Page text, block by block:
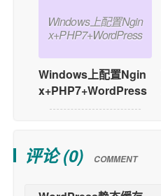
Windows上配置Ngin
x+PHP7+WordPress
Windows上配置Ngin
x+PHP7+WordPress
评论 (0) COMMENT